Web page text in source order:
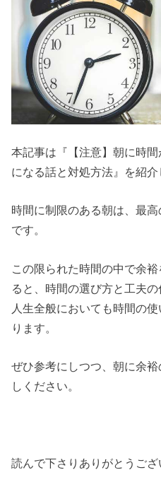
本記事は『【注意】朝に時間
になる話と対処方法』を紹介
時間に制限のある朝は、最
です。
この限られた時間の中で余
ると、時間の選び方と工夫
人生全般においても時間の
ります。
ぜひ参考にしつつ、朝に余
しください。
読んで下さりありがとうござ